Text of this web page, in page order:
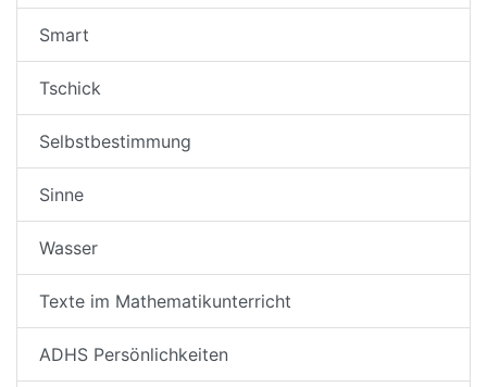
Smart
Tschick
Selbstbestimmung
Sinne
Wasser
Texte im Mathematikunterricht
ADHS Persönlichkeiten